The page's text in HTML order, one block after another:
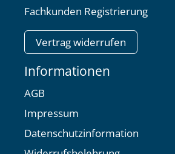
Fachkunden Registrierung
Vertrag widerrufen
Informationen
AGB
Impressum
Datenschutzinformation